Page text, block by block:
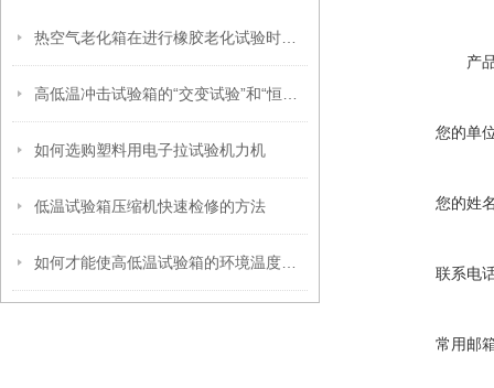
如何选购塑料用电子拉试验机力机
低温试验箱压缩机快速检修的方法
产
您的单
您的姓
联系电
常用邮